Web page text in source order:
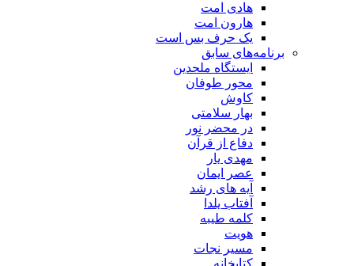
هادی امت
هارون امت
یک حرف بس است
برنامه‌های سابق
ایستگاه ملحدین
محور طوفان
کاوش
بهار سلامتی
در محضر نور
دفاع از قرآن
مهدی یار
عصر ایمان
آیه های رشد
آفتاب یلدا
کلمه طیبه
هویت
مسیر نجات
کتابخانه